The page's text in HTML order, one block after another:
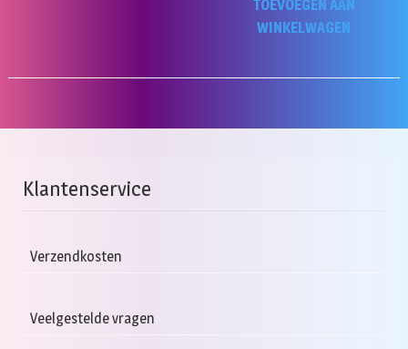
TOEVOEGEN AAN
WINKELWAGEN
Klantenservice
Verzendkosten
Veelgestelde vragen